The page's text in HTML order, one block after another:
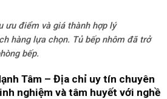
ưu điểm và giá thành hợp lý
hàng lựa chọn. Tủ bếp nhôm đã trở
bếp.
Tâm – Địa chỉ uy tín chuyên
nghiệm và tâm huyết với nghề